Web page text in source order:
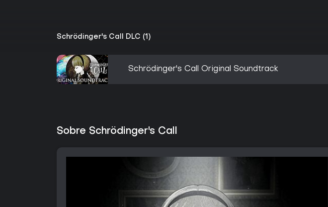
Schrödinger's Call DLC (1)
Schrödinger's Call Original Soundtrack
Sobre Schrödinger's Call